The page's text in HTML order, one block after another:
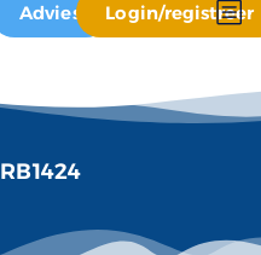
Advies Login/registreer
RB1424